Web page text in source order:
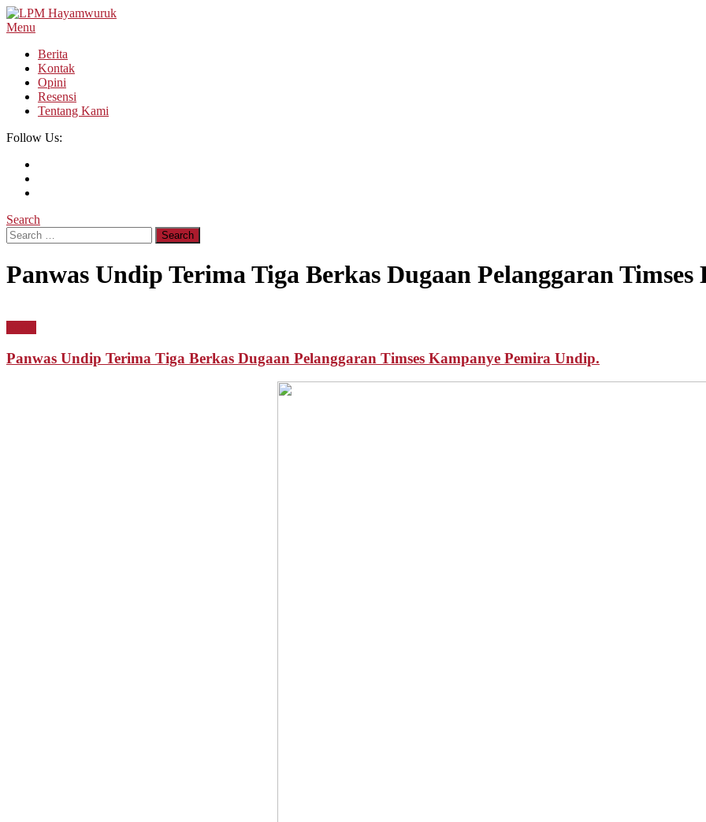
Skip
To
Menu
Berita
Kontak
Opini
Resensi
Tentang Kami
Follow Us:
Search
Search
for:
Panwas Undip Terima Tiga Berkas Dugaan Pelanggaran
Panwas Undip Terima Tiga Berkas Dugaan Pelanggaran Timses Kampanye Pemira Undip.